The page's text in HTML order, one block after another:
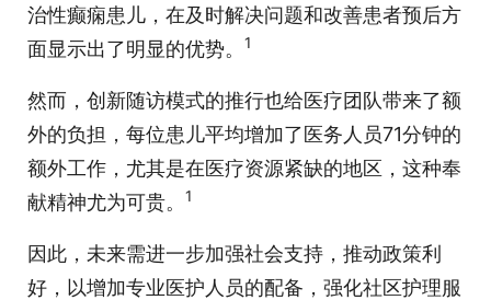
治性癫痫患儿，在及时解决问题和改善患者预后方
面显示出了明显的优势。
1
然而，创新随访模式的推行也给医疗团队带来了额
外的负担，每位患儿平均增加了医务人员71分钟的
额外工作，尤其是在医疗资源紧缺的地区，这种奉
献精神尤为可贵。
1
因此，未来需进一步加强社会支持，推动政策利
好，以增加专业医护人员的配备，强化社区护理服